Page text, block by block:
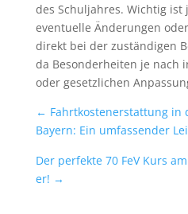
des Schuljahres. Wichtig ist
eventuelle Änderungen
direkt bei der zuständigen
da Besonderheiten je nach
oder gesetzlichen
← Fahrtkostenerstattung in
Bayern: Ein umfassender
Der perfekte 70 FeV Kurs
er! →